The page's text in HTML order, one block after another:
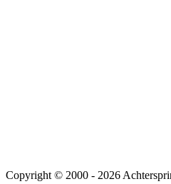
Copyright © 2000 - 2026